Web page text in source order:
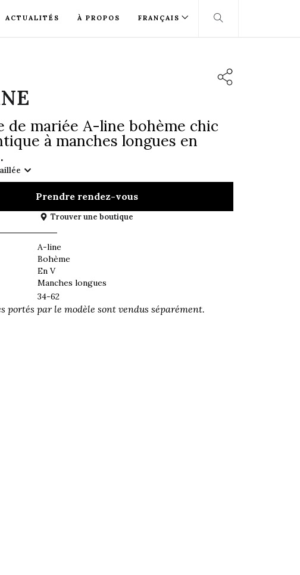
ACTUALITÉS À PROPOS FRANÇAIS
de mariée A-line bohème chic
à manches longues en
Prendre rendez-vous
Trouver une boutique
A-line
Bohème
En V
Manches longues
34-62
portés par le modèle sont vendus séparément.